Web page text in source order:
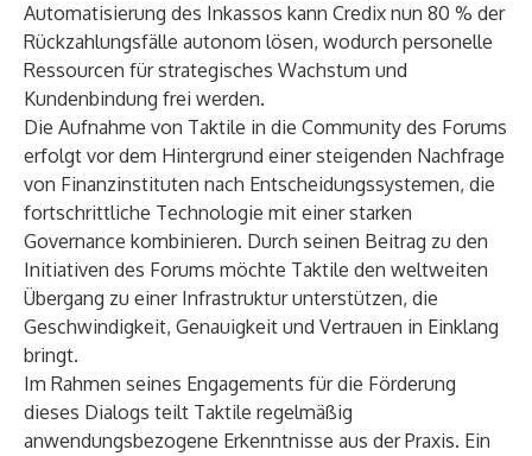
Automatisierung des Inkassos kann Credix nun 80 % der
Rückzahlungsfälle autonom lösen, wodurch personelle
Ressourcen für strategisches Wachstum und
Kundenbindung frei werden.
Die Aufnahme von Taktile in die Community des Forums
erfolgt vor dem Hintergrund einer steigenden Nachfrage
von Finanzinstituten nach Entscheidungssystemen, die
fortschrittliche Technologie mit einer starken
Governance kombinieren. Durch seinen Beitrag zu den
Initiativen des Forums möchte Taktile den weltweiten
Übergang zu einer Infrastruktur unterstützen, die
Geschwindigkeit, Genauigkeit und Vertrauen in Einklang
bringt.
Im Rahmen seines Engagements für die Förderung
dieses Dialogs teilt Taktile regelmäßig
anwendungsbezogene Erkenntnisse aus der Praxis. Ein